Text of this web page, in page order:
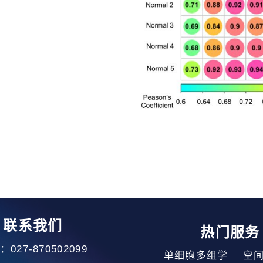
联系我们
027-870502099
热门服务
单细胞多组学 空